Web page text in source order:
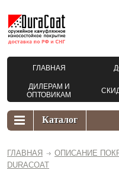
ГЛАВНАЯ
ДИЛЕРАМ И
ОПТОВИКАМ
ГЛАВНАЯ ОПИСАНИЕ
DURACOAT